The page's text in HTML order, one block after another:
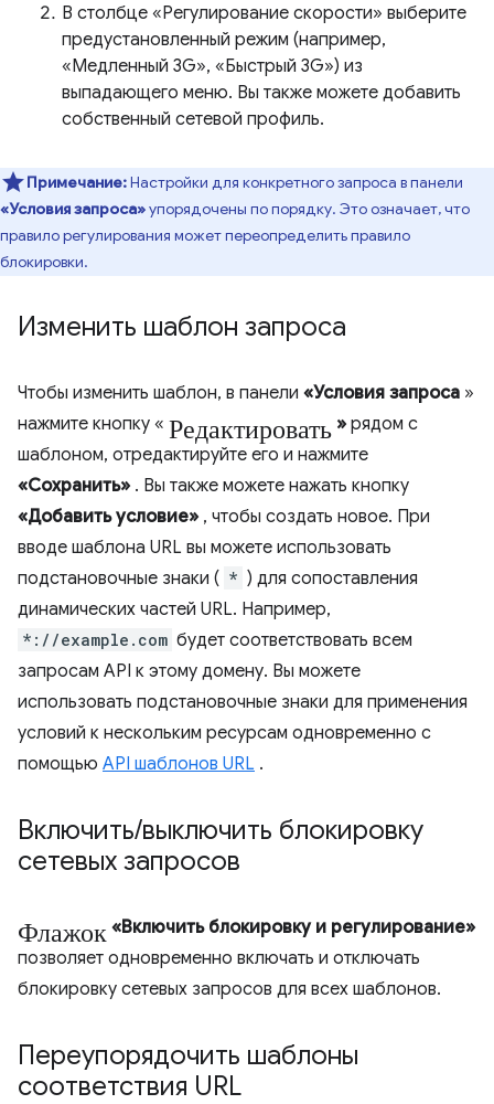
В столбце «Регулирование скорости» выберите
предустановленный режим (например,
«Медленный 3G», «Быстрый 3G») из
выпадающего меню. Вы также можете добавить
собственный сетевой профиль.
Примечание:Настройки для конкретного запроса в панели
«Условия запроса»упорядочены по порядку. Это означает, что
правило регулирования может переопределить правило
блокировки.
Изменить шаблон запроса
Чтобы изменить шаблон, в панели «Условия запроса »
нажмите кнопку « Редактировать » рядом с
шаблоном, отредактируйте его и нажмите
«Сохранить» . Вы также можете нажать кнопку
«Добавить условие» , чтобы создать новое. При
вводе шаблона URL вы можете использовать
подстановочные знаки ( * ) для сопоставления
динамических частей URL. Например,
*://example.com будет соответствовать всем
запросам API к этому домену. Вы можете
использовать подстановочные знаки для применения
условий к нескольким ресурсам одновременно с
помощью API шаблонов URL .
Включить/выключить блокировку
сетевых запросов
Флажок «Включить блокировку и регулирование»
позволяет одновременно включать и отключать
блокировку сетевых запросов для всех шаблонов.
Переупорядочить шаблоны
соответствия URL